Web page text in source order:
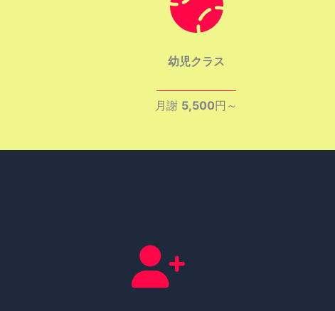
幼児クラス
月謝 5,500円～